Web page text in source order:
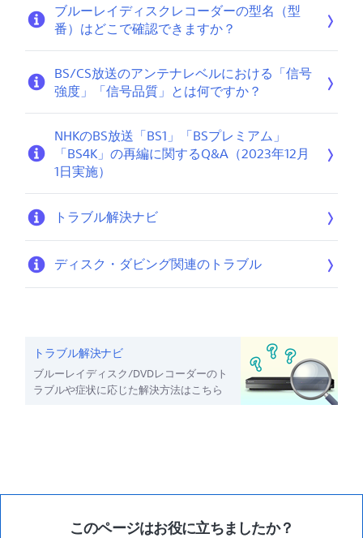
ブルーレイディスクレコーダーの型名（型
番）はどこで確認できますか？
BS/CS放送のアンテナレベルにおける「信号
強度」「信号品質」とは何ですか？
NHKのBS放送「BS1」「BSプレミアム」
「BS4K」の再編に関するQ&A（2023年12月
1日実施）
トラブル解決ナビ
ディスク・ダビング関連のトラブル
トラブル解決ナビ
ブルーレイディスク/DVDレコーダーのト
ラブルや症状に応じた解決方法はこちら
このページはお役に立ちましたか？